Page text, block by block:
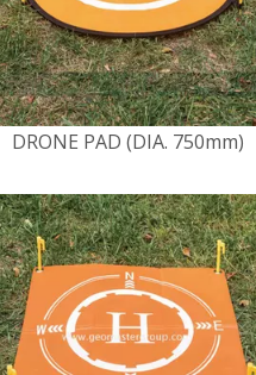
DRONE PAD (550x550mm)